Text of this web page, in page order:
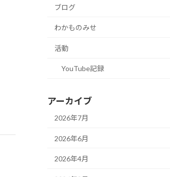
ブログ
わかものみせ
活動
YouTube記録
アーカイブ
2026年7月
2026年6月
2026年4月